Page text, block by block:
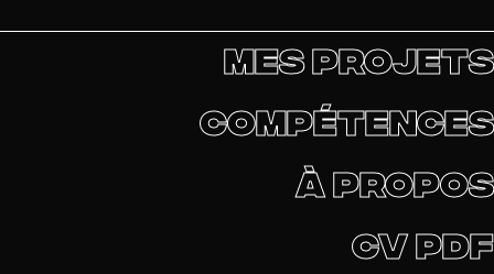
mes projets
compétences
à propos
CV PDF